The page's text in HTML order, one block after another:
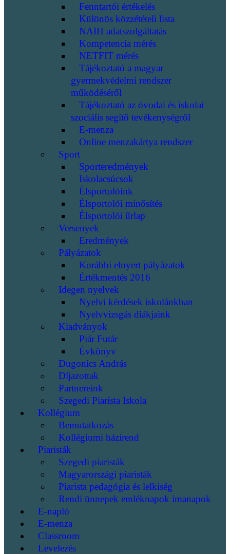
Fenntartói értékelés
Különös közzétételi lista
NAIH adatszolgáltatás
Kompetencia mérés
NETFIT mérés
Tájékoztató a magyar
gyermekvédelmi rendszer
működéséről
Tájékoztató az óvodai és iskolai
szociális segítő tevékenységről
E-menza
Online menzakártya rendszer
Sport
Sporteredmények
Iskolacsúcsok
Élsportolóink
Élsportolói minősítés
Élsportolói űrlap
Versenyek
Eredmények
Pályázatok
Korábbi elnyert pályázatok
Értékmentés 2016
Idegen nyelvek
Nyelvi kérdések iskolánkban
Nyelvvizsgás diákjaink
Kiadványok
Piár Futár
Évkönyv
Dugonics András
Díjazottak
Partnereink
Szegedi Piarista Iskola
Kollégium
Bemutatkozás
Kollégiumi házirend
Piaristák
Szegedi piaristák
Magyarországi piaristák
Piarista pedagógia és lelkiség
Rendi ünnepek emléknapok imanapok
E-napló
E-menza
Classroom
Levelezés